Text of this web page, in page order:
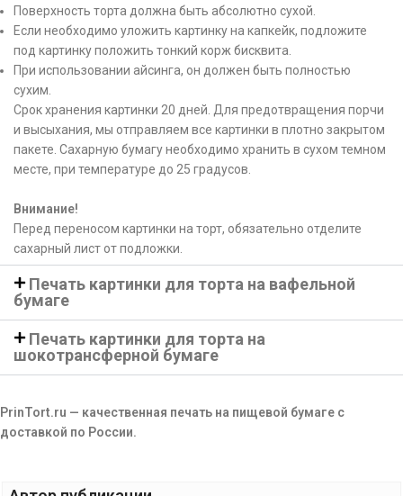
Поверхность торта должна быть абсолютно сухой.
Если необходимо уложить картинку на капкейк, подложите
под картинку положить тонкий корж бисквита.
При использовании айсинга, он должен быть полностью
сухим.
Срок хранения картинки 20 дней. Для предотвращения порчи
и высыхания, мы отправляем все картинки в плотно закрытом
пакете. Сахарную бумагу необходимо хранить в сухом темном
месте, при температуре до 25 градусов.
Внимание!
Перед переносом картинки на торт, обязательно отделите
сахарный лист от подложки.
Печать картинки для торта на вафельной
бумаге
Печать картинки для торта на
шокотрансферной бумаге
PrinTort.ru — качественная печать на пищевой бумаге с
доставкой по России.